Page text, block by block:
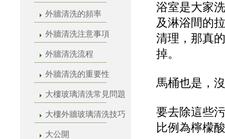
外牆清洗的頻率
外牆清洗注意事項
外牆清洗流程
外牆清洗的重要性
大樓玻璃清洗常見問題
大樓外牆玻璃清洗技巧
大公開
浴室是大家
及淋浴間的
清理，那真
掉。
馬桶也是，
要去除這些
比例為檸檬